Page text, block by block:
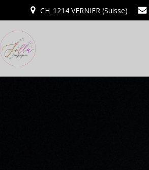
au
contenu
CH_1214 VERNIER (Suisse)